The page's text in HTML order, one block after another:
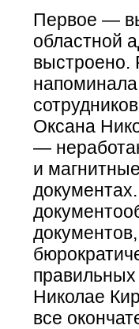
Первое —
областной
выстроено.
Оксана
—
и
Николае
все